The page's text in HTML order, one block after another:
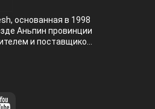
основанная в 1998
Аньпин провинции
и поставщиком,